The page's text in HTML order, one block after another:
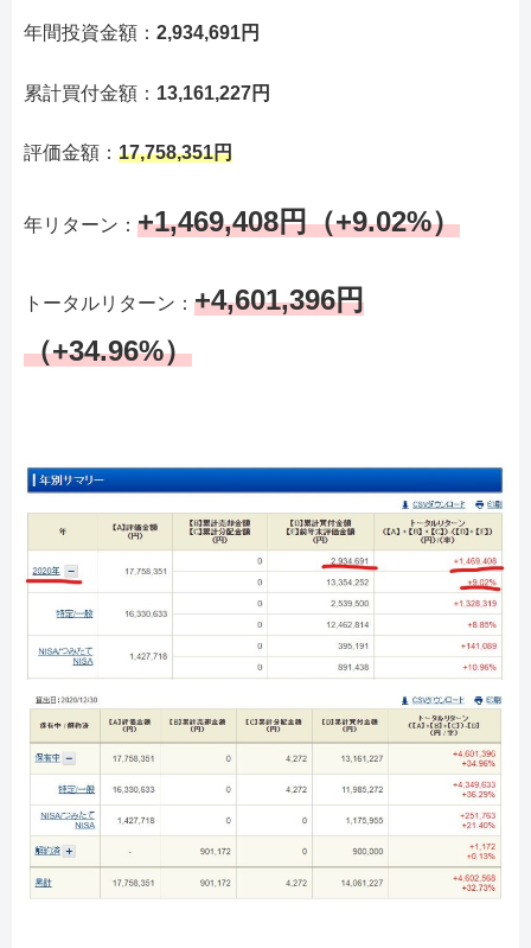
年間投資金額： 2,934,691円
累計買付金額： 13,161,227円
評価金額： 17,758,351円
年リターン： +1,469,408円（+9.02%）
トータルリターン： +4,601,396円
（+34.96%）